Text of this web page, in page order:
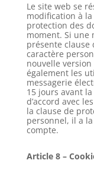
Le site web se
modification à
protection des
moment. Si une
présente clause
caractère
nouvelle
également les
messagerie
15 jours avant la
d’accord avec
la clause de
personnel, il a
compte.
Article 8 –